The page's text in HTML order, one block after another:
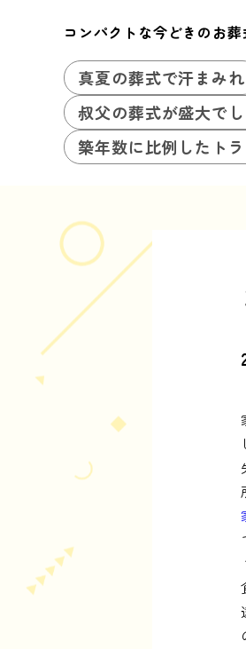
コンパクトな今どきのお葬
真夏の葬式で汗まみれ
叔父の葬式が盛大で
築年数に比例したト